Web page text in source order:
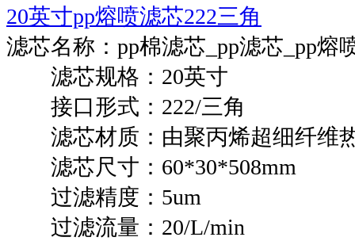
20英寸pp熔喷滤芯222三角
滤芯名称：pp棉滤芯_pp滤芯_pp熔
滤芯规格：20英寸
接口形式：222/三角
滤芯材质：由聚丙烯超细纤维
滤芯尺寸：60*30*508mm
过滤精度：5um
过滤流量：20/L/min